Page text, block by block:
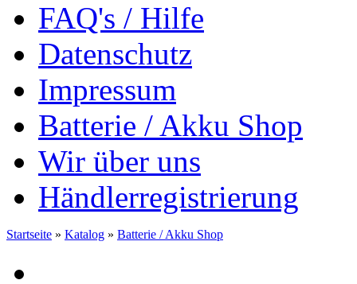
FAQ's / Hilfe
Datenschutz
Impressum
Batterie / Akku Shop
Wir über uns
Händlerregistrierung
Startseite » Katalog » Batterie / Akku Shop